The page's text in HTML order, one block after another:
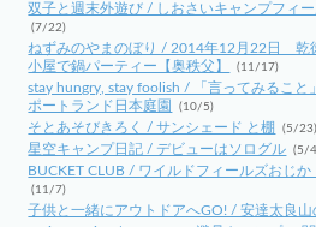
双子と週末外遊び / しおさいキャンプフィ
(7/22)
ねずみのやまのぼり / 2014年12月22日 乾
小屋で鍋パーティー【奥秩父】
(11/17)
stay hungry, stay foolish / 「言ってみるこ
ポートランド日本庭園
(10/5)
そとあそびきろく / サンシェード と棚 (5/23)
星空キャンプ日記 / デビューはソログル (5/
BUCKET CLUB / ワイルドフィールズおじ
(11/7)
子供と一緒にアウトドアへGO! / 安達太良山